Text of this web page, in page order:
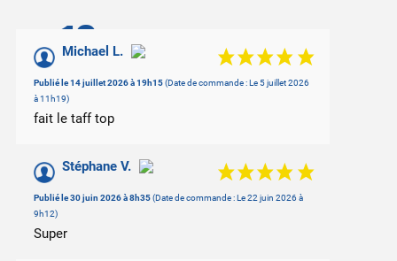
10/10
Basé sur 6 avis
Michael L.
Publié le 14 juillet 2026 à 19h15(Date de commande : Le 5 juillet 2026
à 11h19)
fait le taff top
Stéphane V.
Publié le 30 juin 2026 à 8h35(Date de commande : Le 22 juin 2026 à
9h12)
Super